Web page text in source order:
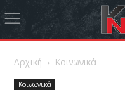
Αρχική Κοινωνικά
Κοινωνικά